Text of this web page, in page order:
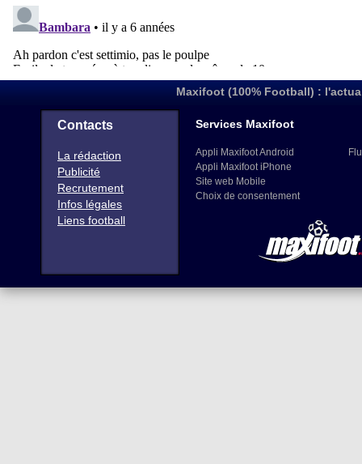
Maxifoot (100% Football) :
Contacts
La rédaction
Publicité
Recrutement
Infos légales
Liens football
Services Maxifoot
Appli Maxifoot Android
Appli Maxifoot iPhone
Site web Mobile
Choix de consentement